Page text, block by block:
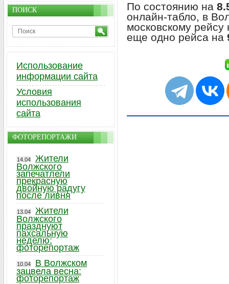
По состоянию на
онлайн-табло, в
московскому
еще одно рейса на
ПОИСК
Использование
информации сайта
Условия
использования
сайта
ФОТОРЕПОРТАЖИ
14.04
Жители
Волжского
запечатлели
прекрасную
двойную радугу
после ливня
13.04
Жители
Волжского
празднуют
пахсальную
неделю:
фоторепортаж
10.04
В Волжском
зацвела весна:
фоторепортаж